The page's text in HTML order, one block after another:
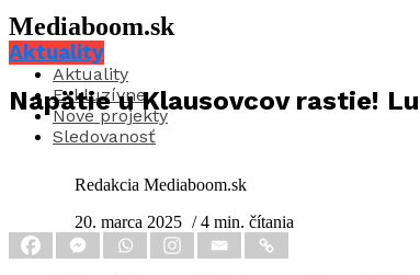
Mediaboom.sk
Aktuality
Exkluzívne
Nové projekty
Sledovanosť
Aktuality
Napätie u Klausovcov rastie!
Redakcia Mediaboom.sk
20. marca 2025 / 4 min. čítania